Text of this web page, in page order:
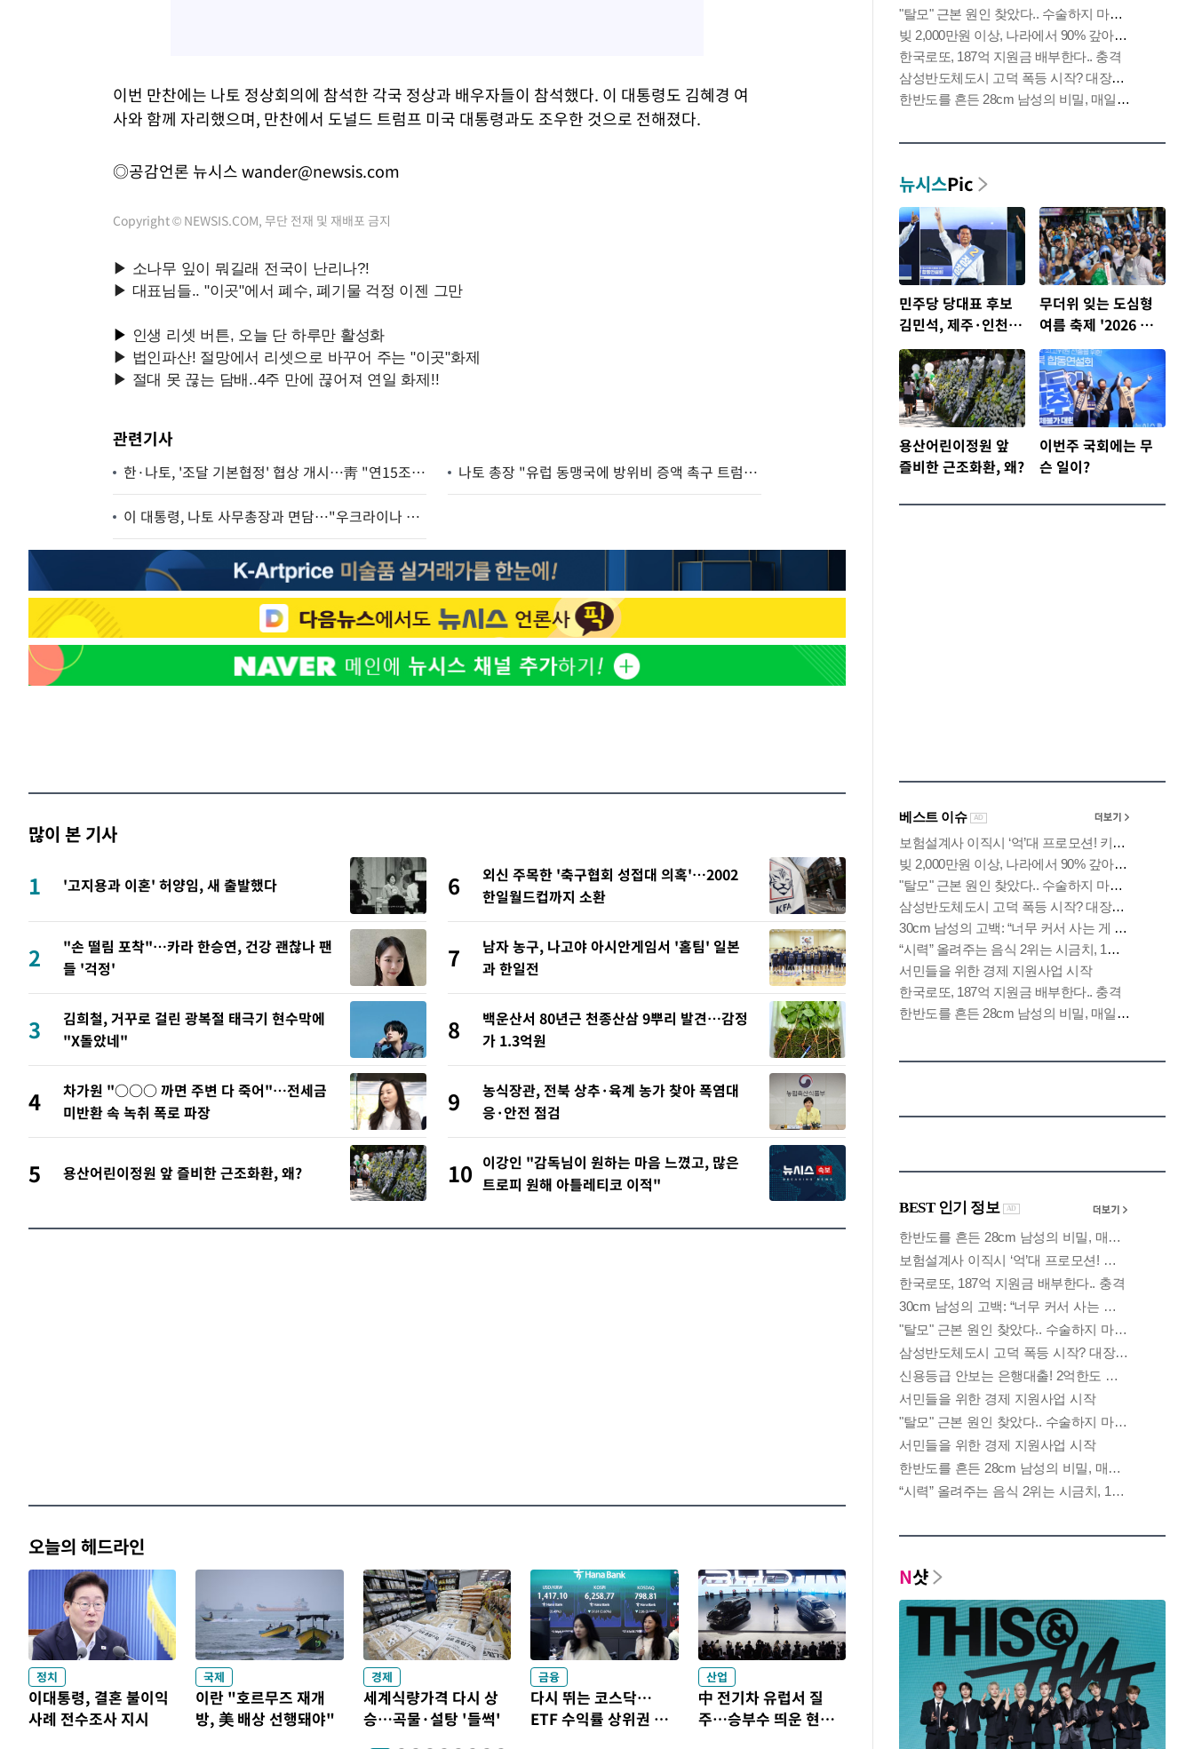
이번 만찬에는 나토 정상회의에 참석한 각국 정상과 배우자들이 참석했다. 이 대통령도 김혜경 여
사와 함께 자리했으며, 만찬에서 도널드 트럼프 미국 대통령과도 조우한 것으로 전해졌다.
◎공감언론 뉴시스wander@newsis.com
Copyright © NEWSIS.COM, 무단 전재 및 재배포 금지
관련기사
한·나토, '조달 기본협정' 협상 개시…靑 "연15조시장 韓기업 참여 기반 마련" 나토 총장 "유럽 동맹국에 방위비 증액 촉구 트럼프 주장 옳았다"
이 대통령, 나토 사무총장과 면담…"우크라이나 평화 조속히 회복"(종합2보)
많이 본 기사
1 '고지용과 이혼' 허양임, 새 출발했다
2
"손 떨림 포착"…카라 한승연, 건강 괜찮나 팬
들 '걱정'
3
김희철, 거꾸로 걸린 광복절 태극기 현수막에
"X돌았네"
4
차가원 "○○○ 까면 주변 다 죽어"…전세금
미반환 속 녹취 폭로 파장
5 용산어린이정원 앞 즐비한 근조화환, 왜?
6
외신 주목한 '축구협회 성접대 의혹'…2002
한일월드컵까지 소환
7
남자 농구, 나고야 아시안게임서 '홈팀' 일본
과 한일전
8
백운산서 80년근 천종산삼 9뿌리 발견…감정
가 1.3억원
9
농식장관, 전북 상추·육계 농가 찾아 폭염대
응·안전 점검
10 이강인 "감독님이 원하는 마음 느꼈고, 많은
트로피 원해 아틀레티코 이적"
오늘의 헤드라인
정치
이대통령, 결혼 불이익
사례 전수조사 지시
국제
이란 "호르무즈 재개
방, 美 배상 선행돼야"
경제
세계식량가격 다시 상
승…곡물·설탕 '들썩'
금융
다시 뛰는 코스닥…
ETF 수익률 상위권 찍
산업
中 전기차 유럽서 질
주…승부수 띄운 현대
창 3개 띄워도 괜찮
네…'폴드8 울트라' 써
사회
동해안 100㎜ 물폭
탄…전국 찜통더위 계
속
뉴시스Pic
민주당 당대표 후보
김민석, 제주·인천 권
리당원 투표서 정청
래에 승리
무더위 잊는 도심형
여름 축제 '2026 서
울 바캉스 페스티벌'
용산어린이정원 앞
즐비한 근조화환, 왜?
이번주 국회에는 무
슨 일이?
N샷